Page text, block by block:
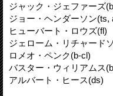
ジャック・ジェファーズ
ジョー・ヘンダーソン(ts,
ヒューバート・ロウズ(fl)
ジェローム・リチャード
ロメオ・ペンク(b-cl)
バスター・ウィリアムス
アルバート・ヒース(ds)